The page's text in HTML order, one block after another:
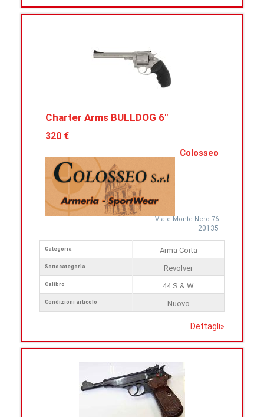
Charter Arms BULLDOG 6"
320 €
Colosseo
Viale Monte Nero 76
20135
Categoria
Sottocategoria
Calibro
Condizioni articolo
Arma Corta
Revolver
44 S & W
Nuovo
Dettagli»